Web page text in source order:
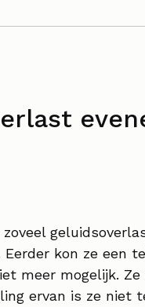
kon ze een
meer mogelijk.
ervan is ze niet